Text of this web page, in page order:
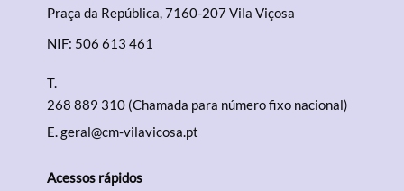
Praça da República, 7160-207 Vila Viçosa
NIF: 506 613 461
T.
268 889 310 (Chamada para número fixo nacional)
E.geral@cm-vilavicosa.pt
Acessos rápidos